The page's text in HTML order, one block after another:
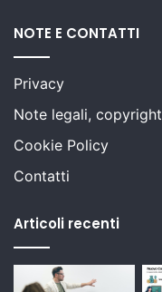
NOTE E CONTATTI
Privacy
Note legali, copyright
Cookie Policy
Contatti
Articoli recenti